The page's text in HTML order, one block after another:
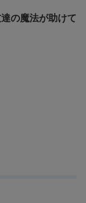
の魔法が助けて